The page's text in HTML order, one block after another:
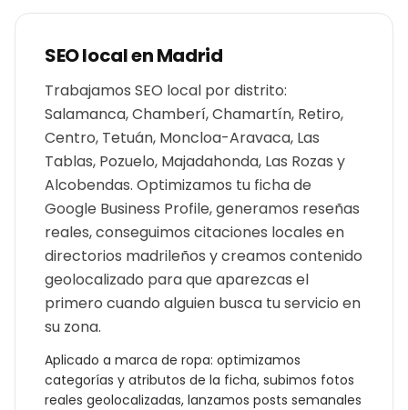
SEO local enMadrid
Trabajamos SEO local por distrito:
Salamanca, Chamberí, Chamartín, Retiro,
Centro, Tetuán, Moncloa-Aravaca, Las
Tablas, Pozuelo, Majadahonda, Las Rozas y
Alcobendas. Optimizamos tu ficha de
Google Business Profile, generamos reseñas
reales, conseguimos citaciones locales en
directorios madrileños y creamos contenido
geolocalizado para que aparezcas el
primero cuando alguien busca tu servicio en
su zona.
Aplicado a marca de ropa: optimizamos
categorías y atributos de la ficha, subimos fotos
reales geolocalizadas, lanzamos posts semanales